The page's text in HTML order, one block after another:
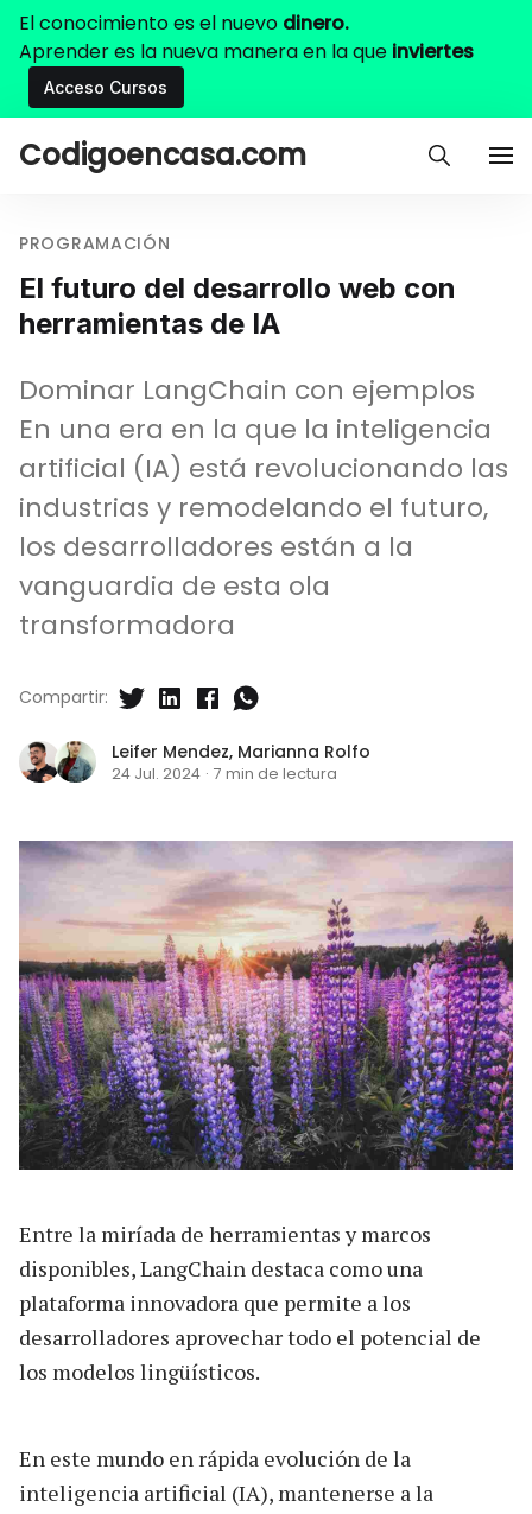
El conocimiento es el nuevo dinero.
Aprender es la nueva manera en la que inviertes
Acceso Cursos
Codigoencasa.com
PROGRAMACIÓN
El futuro del desarrollo web con
herramientas de IA
Dominar LangChain con ejemplos
En una era en la que la inteligencia
artificial (IA) está revolucionando las
industrias y remodelando el futuro,
los desarrolladores están a la
vanguardia de esta ola
transformadora
Leifer Mendez, Marianna Rolfo
24 Jul. 2024 · 7 min de lectura
Compartir:
Entre la miríada de herramientas y marcos
disponibles, LangChain destaca como una
plataforma innovadora que permite a los
desarrolladores aprovechar todo el potencial de
los modelos lingüísticos.
En este mundo en rápida evolución de la
inteligencia artificial (IA), mantenerse a la